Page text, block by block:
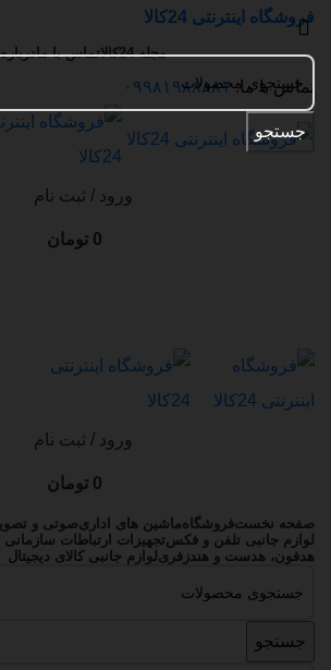
فروشگاه اینترنتی 24کالا
مجله 24کالا تماس با مادرباره
تماس با ما:۰۹۹۸۱۹۸۸۸۸۱
ورود / ثبت نام
0 تومان
ورود / ثبت نام
0 تومان
صفحه نخستفروشگاهماشین های اداریصوتی و
لوازم جانبی تلفن و فکستجهیزات ارتباطات سازمانی
هدفون، هدست و هندزفری لوازم جانبی کالای دیجیتال
جستجو
جستجو